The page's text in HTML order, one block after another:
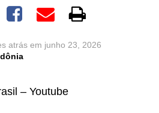
atrás em junho 23, 2026
– Youtube